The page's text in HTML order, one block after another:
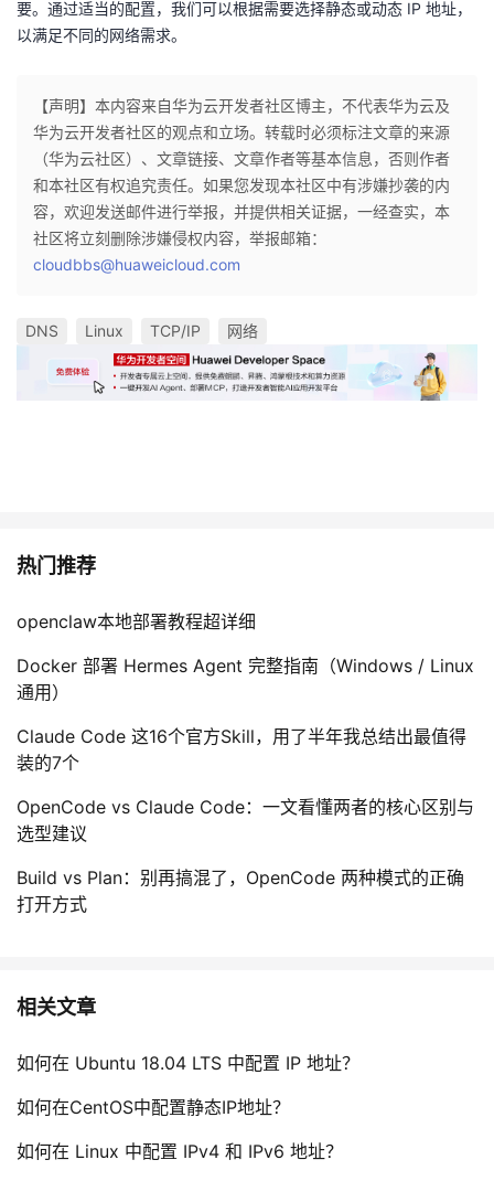
要。通过适当的配置，我们可以根据需要选择静态或动态 IP 地址，
以满足不同的网络需求。
【声明】本内容来自华为云开发者社区博主，不代表华为云及
华为云开发者社区的观点和立场。转载时必须标注文章的来源
（华为云社区）、文章链接、文章作者等基本信息，否则作者
和本社区有权追究责任。如果您发现本社区中有涉嫌抄袭的内
容，欢迎发送邮件进行举报，并提供相关证据，一经查实，本
社区将立刻删除涉嫌侵权内容，举报邮箱：
cloudbbs@huaweicloud.com
DNS Linux TCP/IP 网络
热门推荐
openclaw本地部署教程超详细
Docker 部署 Hermes Agent 完整指南（Windows / Linux
通用）
Claude Code 这16个官方Skill，用了半年我总结出最值得
装的7个
OpenCode vs Claude Code：一文看懂两者的核心区别与
选型建议
Build vs Plan：别再搞混了，OpenCode 两种模式的正确
打开方式
相关文章
如何在 Ubuntu 18.04 LTS 中配置 IP 地址？
如何在CentOS中配置静态IP地址？
如何在 Linux 中配置 IPv4 和 IPv6 地址？